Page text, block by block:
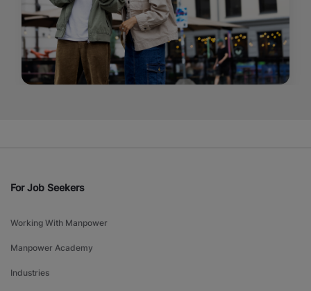
For Job Seekers
Working With Manpower
Manpower Academy
Industries